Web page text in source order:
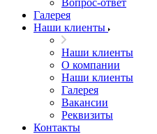
Вопрос-ответ
Галерея
Наши клиенты
Наши клиенты
О компании
Наши клиенты
Галерея
Вакансии
Реквизиты
Контакты